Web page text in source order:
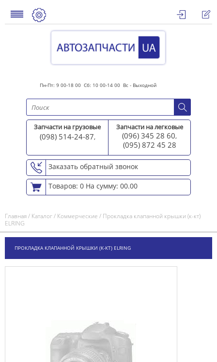
Пн-Пт: 9 00-18 00 Сб: 10 00-14 00 Вс - Выходной
Запчасти на грузовые
(098) 514-24-87,
Запчасти на легковые
(096) 345 28 60,
(095) 872 45 28
Заказать обратный звонок
Товаров: 0 На сумму: 00.00
Главная/ Каталог/ Коммерческие / Прокладка клапанной крышки (к-кт)
ELRING
ПРОКЛАДКА КЛАПАННОЙ КРЫШКИ (К-КТ) ELRING